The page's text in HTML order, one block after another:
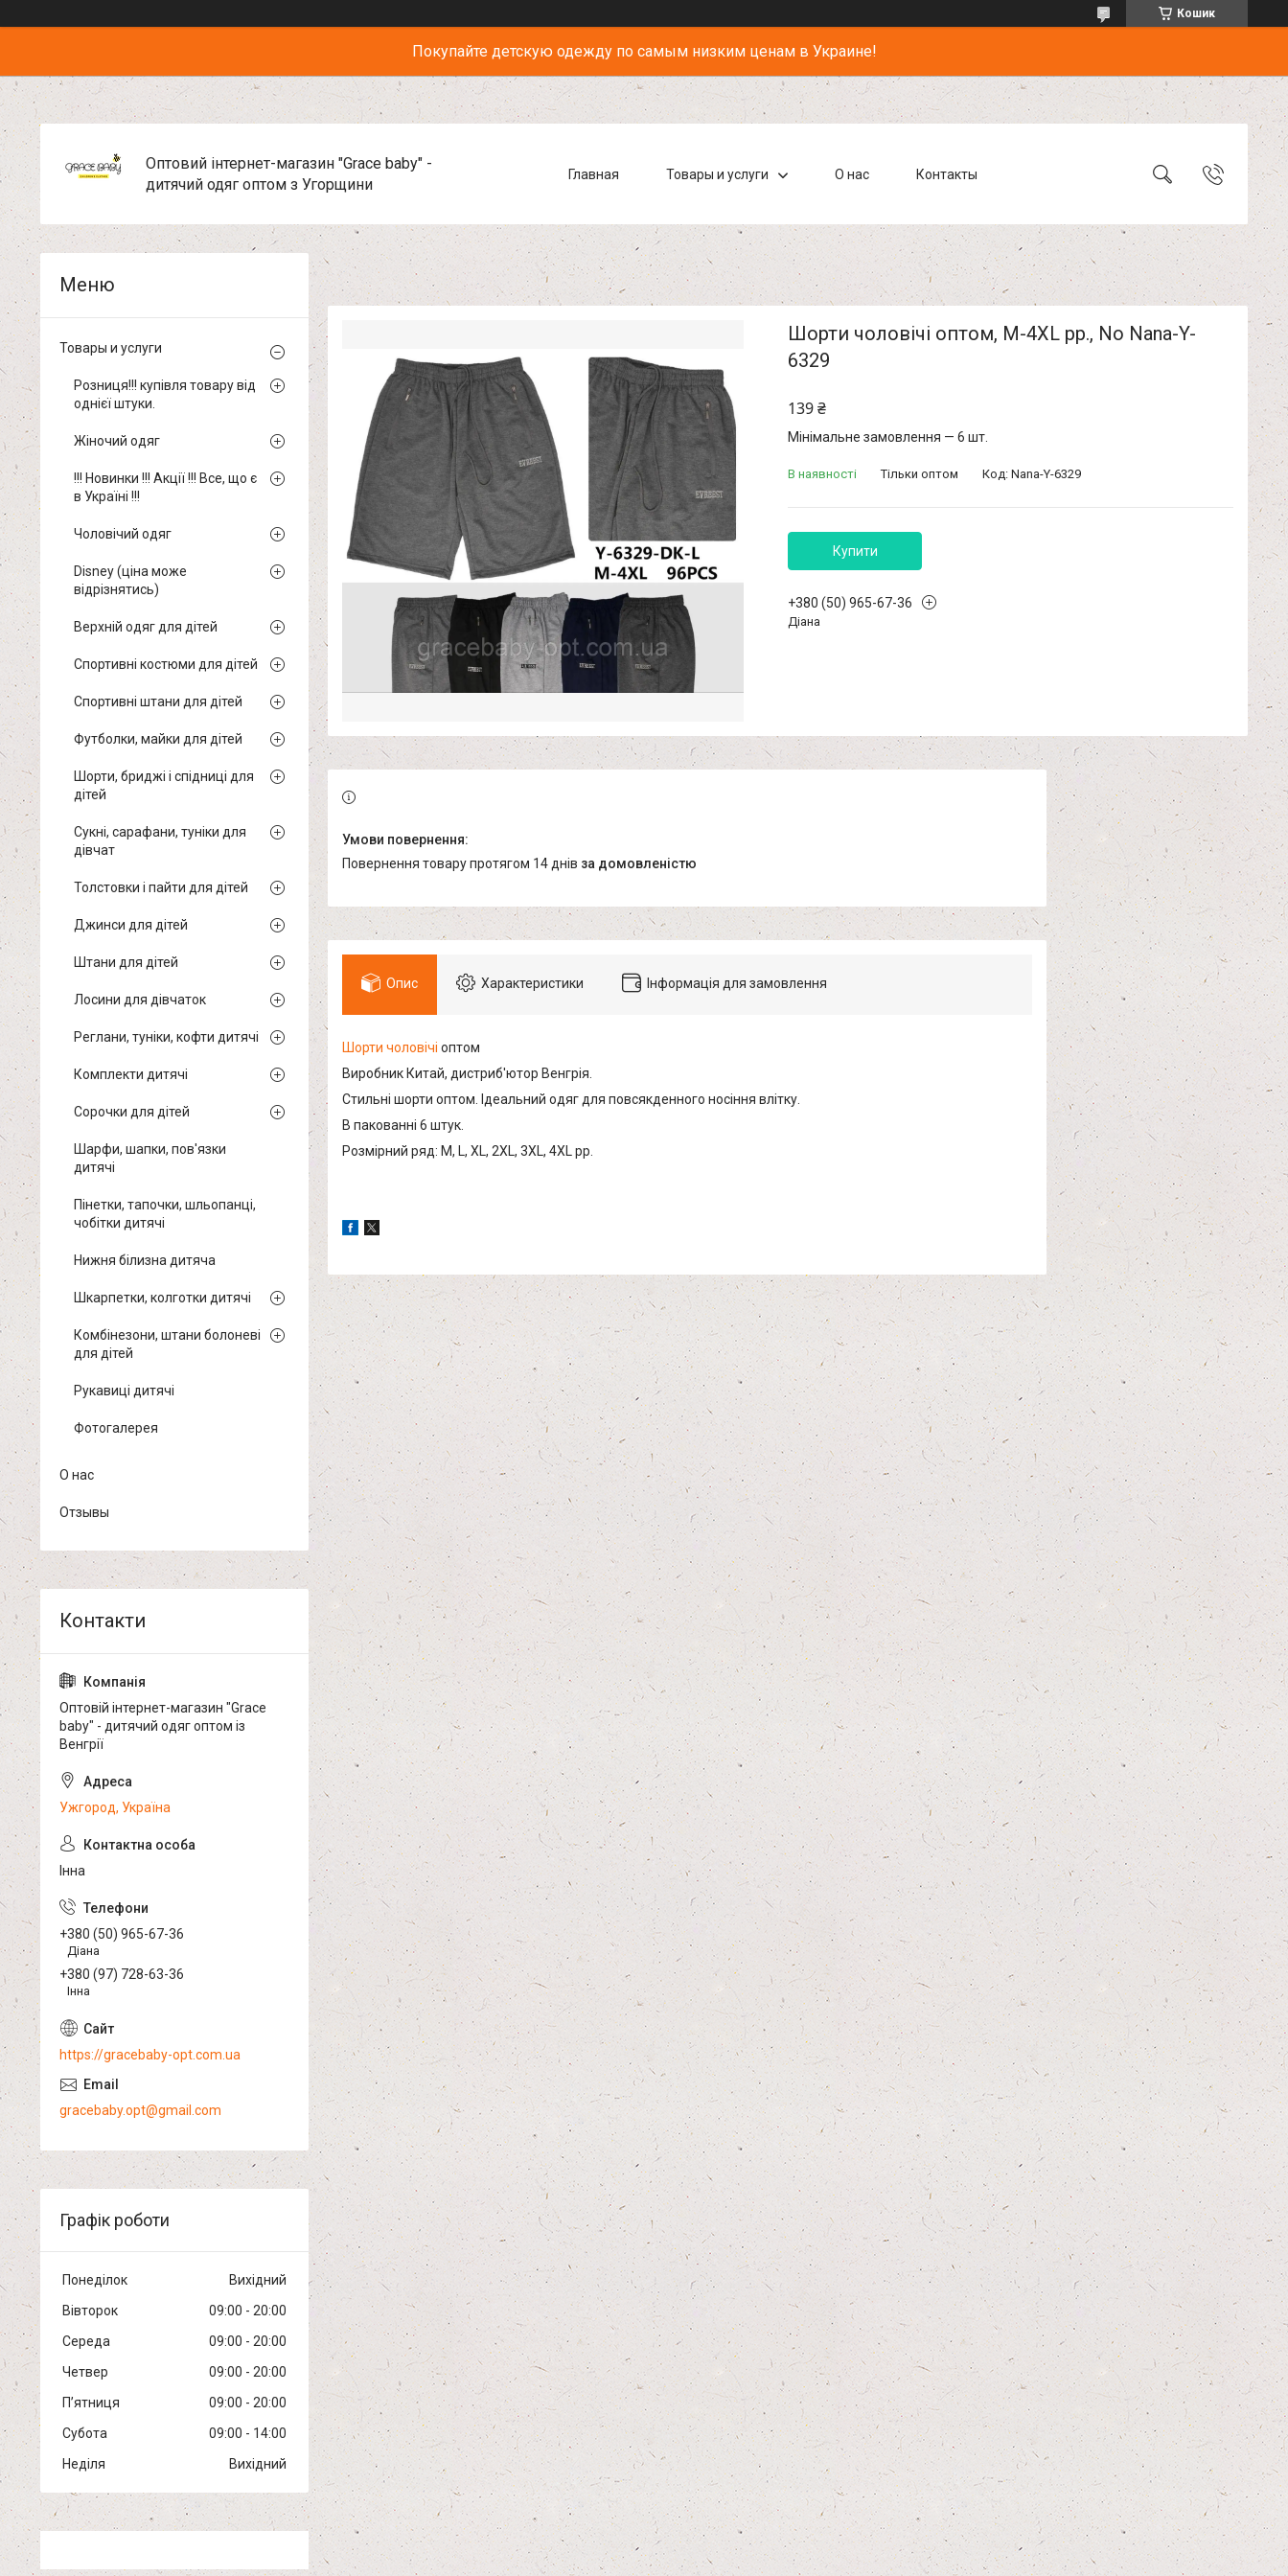
Кошик
Покупайте детскую одежду по самым низким ценам в Украине!
Оптовий інтернет-магазин "Grace baby" -
дитячий одяг оптом з Угорщини
Главная Товары и услуги О нас Контакты
Шорти чоловічі оптом, M-4XL рр., No Nana-Y-
6329
139 ₴
Мінімальне замовлення — 6 шт.
В наявності Тільки оптом Код: Nana-Y-6329
Купити
+380 (50) 965-67-36
Діана
повернення товару протягом 14 днів за домовленістю
Опис Характеристики Інформація для замовлення
Шорти чоловічі оптом
Виробник Китай, дистриб'ютор Венгрія.
Стильні шорти оптом. Ідеальний одяг для повсякденного носіння влітку.
В пакованні 6 штук.
Розмірний ряд: M, L, XL, 2XL, 3XL, 4XL рр.
Товары и услуги
Розниця!!! купівля товару від
однієї штуки.
Жіночий одяг
!!! Новинки !!! Акції !!! Все, що є
в Україні !!!
Чоловічий одяг
Disney (ціна може
відрізнятись)
Верхній одяг для дітей
Спортивні костюми для дітей
Спортивні штани для дітей
Футболки, майки для дітей
Шорти, бриджі і спідниці для
дітей
Сукні, сарафани, туніки для
дівчат
Толстовки і пайти для дітей
Джинси для дітей
Штани для дітей
Лосини для дівчаток
Реглани, туніки, кофти дитячі
Комплекти дитячі
Сорочки для дітей
Шарфи, шапки, пов'язки
дитячі
Пінетки, тапочки, шльопанці,
чобітки дитячі
Нижня білизна дитяча
Шкарпетки, колготки дитячі
Комбінезони, штани болоневі
для дітей
Рукавиці дитячі
Фотогалерея
О нас
Отзывы
Оптовій інтернет-магазин "Grace
baby" - дитячий одяг оптом із
Венгрії
Ужгород, Україна
Інна
+380 (50) 965-67-36
Діана
+380 (97) 728-63-36
Інна
https://gracebaby-opt.com.ua
gracebaby.opt@gmail.com
Графік роботи
Понеділок
Вихідний
Вівторок
09:00
20:00
Середа
09:00
20:00
Четвер
09:00
20:00
Пʼятниця
09:00
20:00
Субота
09:00
14:00
Неділя
Вихідний